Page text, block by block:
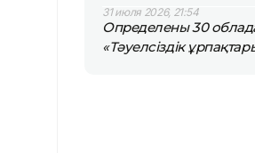
31 июля 2026, 21:54
Определены 30
«Тәуелсіздік